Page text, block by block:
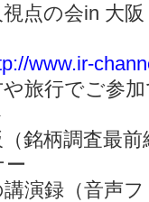
視点の会in
www.ir-
旅行でご参
銘柄調査最
ー
講演録（音声